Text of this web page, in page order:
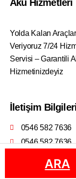
ARA
Akü Hizmetleri
Yolda Kalan
Veriyoruz 7/24
Servisi – Garantili
Hizmetinizdeyiz
İletişim
0546 582 7636
0546 582 7636
Doğanay
ARA